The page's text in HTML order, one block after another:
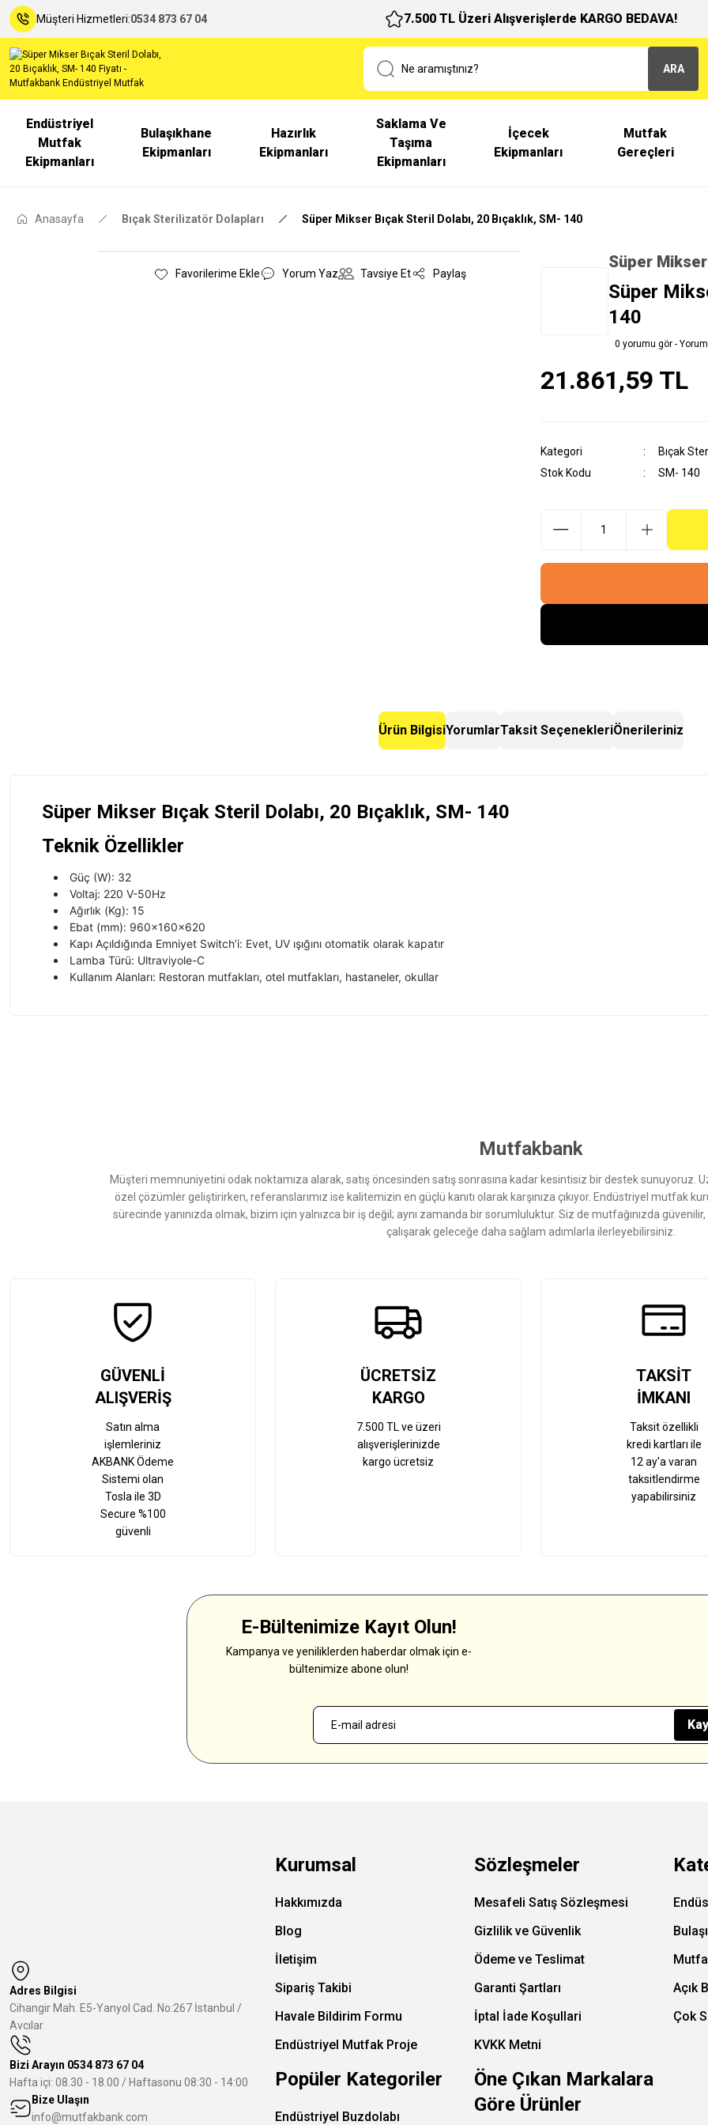
Müşteri Hizmetleri:0534 873 67 04 7.500 TL Üzeri Alışverişlerde KARGO BEDAVA!
ARA
Endüstriyel
Mutfak
Ekipmanları
Bulaşıkhane
Ekipmanları
Hazırlık
Ekipmanları
Saklama Ve
Taşıma
Ekipmanları
İçecek
Ekipmanları
Mutfak
Gereçleri
Anasayfa Bıçak Sterilizatör Dolapları Süper Mikser Bıçak Steril Dolabı, 20 Bıçaklık, SM- 140
Yorum Yaz Tavsiye Et Paylaş
Süper Mikser
Süper
140
0 yorumu gör -
21.861,59 TL
Kategori
Bıçak
Stok Kodu
SM- 140
Ürün BilgisiYorumlarTaksit SeçenekleriÖnerileriniz
Süper Mikser Bıçak Steril Dolabı, 20 Bıçaklık, SM- 140
Teknik Özellikler
Güç (W): 32
Voltaj: 220 V-50Hz
Ağırlık (Kg): 15
Ebat (mm): 960x160x620
Kapı Açıldığında Emniyet Switch’i: Evet, UV ışığını otomatik olarak kapatır
Lamba Türü: Ultraviyole-C
Kullanım Alanları: Restoran mutfakları, otel mutfakları, hastaneler, okullar
Bu ürüne benzer farklı alternatifler olmalı.
Mutfakbank
Müşteri memnuniyetini odak noktamıza alarak, satış öncesinden satış sonrasına kadar kesintisiz bir destek sunuyoruz.
özel çözümler geliştirirken, referanslarımız ise kalitemizin en güçlü kanıtı olarak karşınıza çıkıyor. Endüstriyel mutfak
sürecinde yanınızda olmak, bizim için yalnızca bir iş değil; aynı zamanda bir sorumluluktur. Siz de mutfağınızda
çalışarak geleceğe daha sağlam adımlarla ilerleyebilirsiniz.
GÜVENLİ
ALIŞVERİŞ
Satın alma
işlemleriniz
AKBANK Ödeme
Sistemi olan
Tosla ile 3D
Secure %100
güvenli
ÜCRETSİZ
KARGO
7.500 TL ve üzeri
alışverişlerinizde
kargo ücretsiz
TAKSİT
İMKANI
Taksit özellikli
kredi kartları ile
12 ay'a varan
taksitlendirme
yapabilirsiniz
E-Bültenimize Kayıt Olun!
Kampanya ve yeniliklerden haberdar olmak için e-
bültenimize abone olun!
Adres Bilgisi
Cihangir Mah. E5-Yanyol Cad. No:267 İstanbul /
Avcılar
Bizi Arayın 0534 873 67 04
Hafta içi: 08.30 - 18.00 / Haftasonu 08:30 - 14:00
Bize Ulaşın
info@mutfakbank.com
Kurumsal
Hakkımızda
Blog
İletişim
Sipariş Takibi
Havale Bildirim Formu
Endüstriyel Mutfak Proje
Sözleşmeler
Mesafeli Satış Sözleşmesi
Gizlilik ve Güvenlik
Ödeme ve Teslimat
Garanti Şartları
İptal İade Koşullari
KVKK Metni
Açık
Çok
Popüler Kategoriler
Endüstriyel Buzdolabı
Öne Çıkan Markalara
Göre Ürünler